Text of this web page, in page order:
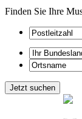
Finden Sie Ihre